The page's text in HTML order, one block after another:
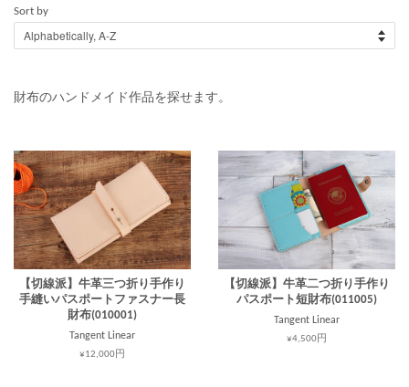
Sort by
財布のハンドメイド作品を探せます。
【切線派】牛革三つ折り手作り
手縫いパスポートファスナー長
財布(010001)
Tangent Linear
¥12,000円
【切線派】牛革二つ折り手作り
パスポート短財布(011005)
Tangent Linear
¥4,500円